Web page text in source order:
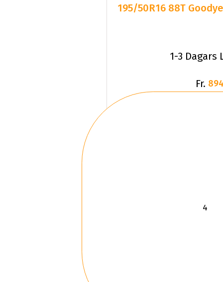
195/50R16 88T
1-3 Dagars
Fr.